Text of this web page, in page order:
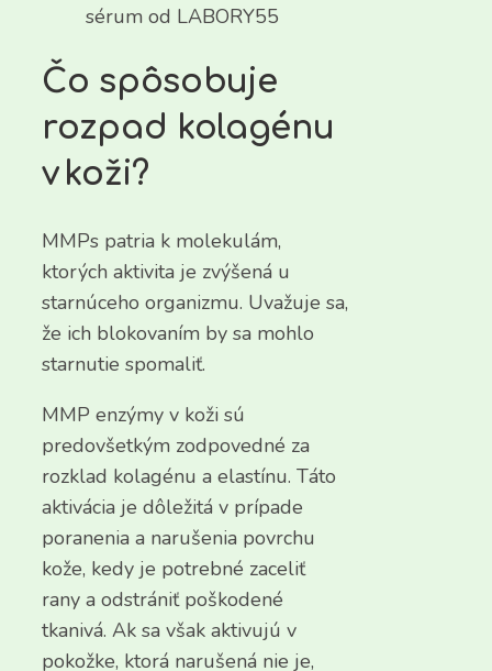
sérum od LABORY55
Čo spôsobuje
rozpad kolagénu
v koži?
MMPs patria k molekulám,
ktorých aktivita je zvýšená u
starnúceho organizmu. Uvažuje sa,
že ich blokovaním by sa mohlo
starnutie spomaliť.
MMP enzýmy v koži sú
predovšetkým zodpovedné za
rozklad kolagénu a elastínu. Táto
aktivácia je dôležitá v prípade
poranenia a narušenia povrchu
kože, kedy je potrebné zaceliť
rany a odstrániť poškodené
tkanivá. Ak sa však aktivujú v
pokožke, ktorá narušená nie je,